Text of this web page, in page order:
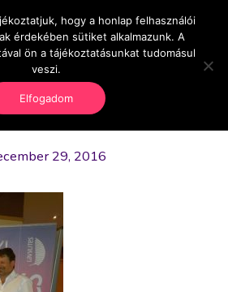
Main
29, 2016
hogy a honlap felhasználói
érdekében sütiket alkalmazunk. A
ön a tájékoztatásunkat tudomásul
veszi.
Elfogadom